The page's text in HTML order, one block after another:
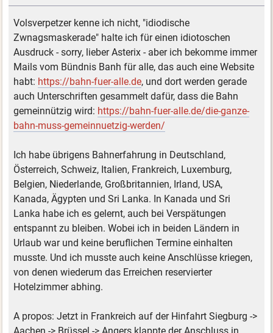
Volsverpetzer kenne ich nicht, "idiodische
Zwnagsmaskerade" halte ich für einen idiotoschen
Ausdruck - sorry, lieber Asterix - aber ich bekomme immer
Mails vom Bündnis Banh für alle, das auch eine Website
habt: https://bahn-fuer-alle.de, und dort werden gerade
auch Unterschriften gesammelt dafür, dass die Bahn
gemeinnützig wird: https://bahn-fuer-alle.de/die-ganze-
bahn-muss-gemeinnuetzig-werden/
Ich habe übrigens Bahnerfahrung in Deutschland,
Österreich, Schweiz, Italien, Frankreich, Luxemburg,
Belgien, Niederlande, Großbritannien, Irland, USA,
Kanada, Ägypten und Sri Lanka. In Kanada und Sri
Lanka habe ich es gelernt, auch bei Verspätungen
entspannt zu bleiben. Wobei ich in beiden Ländern in
Urlaub war und keine beruflichen Termine einhalten
musste. Und ich musste auch keine Anschlüsse kriegen,
von denen wiederum das Erreichen reservierter
Hotelzimmer abhing.
A propos: Jetzt in Frankreich auf der Hinfahrt Siegburg ->